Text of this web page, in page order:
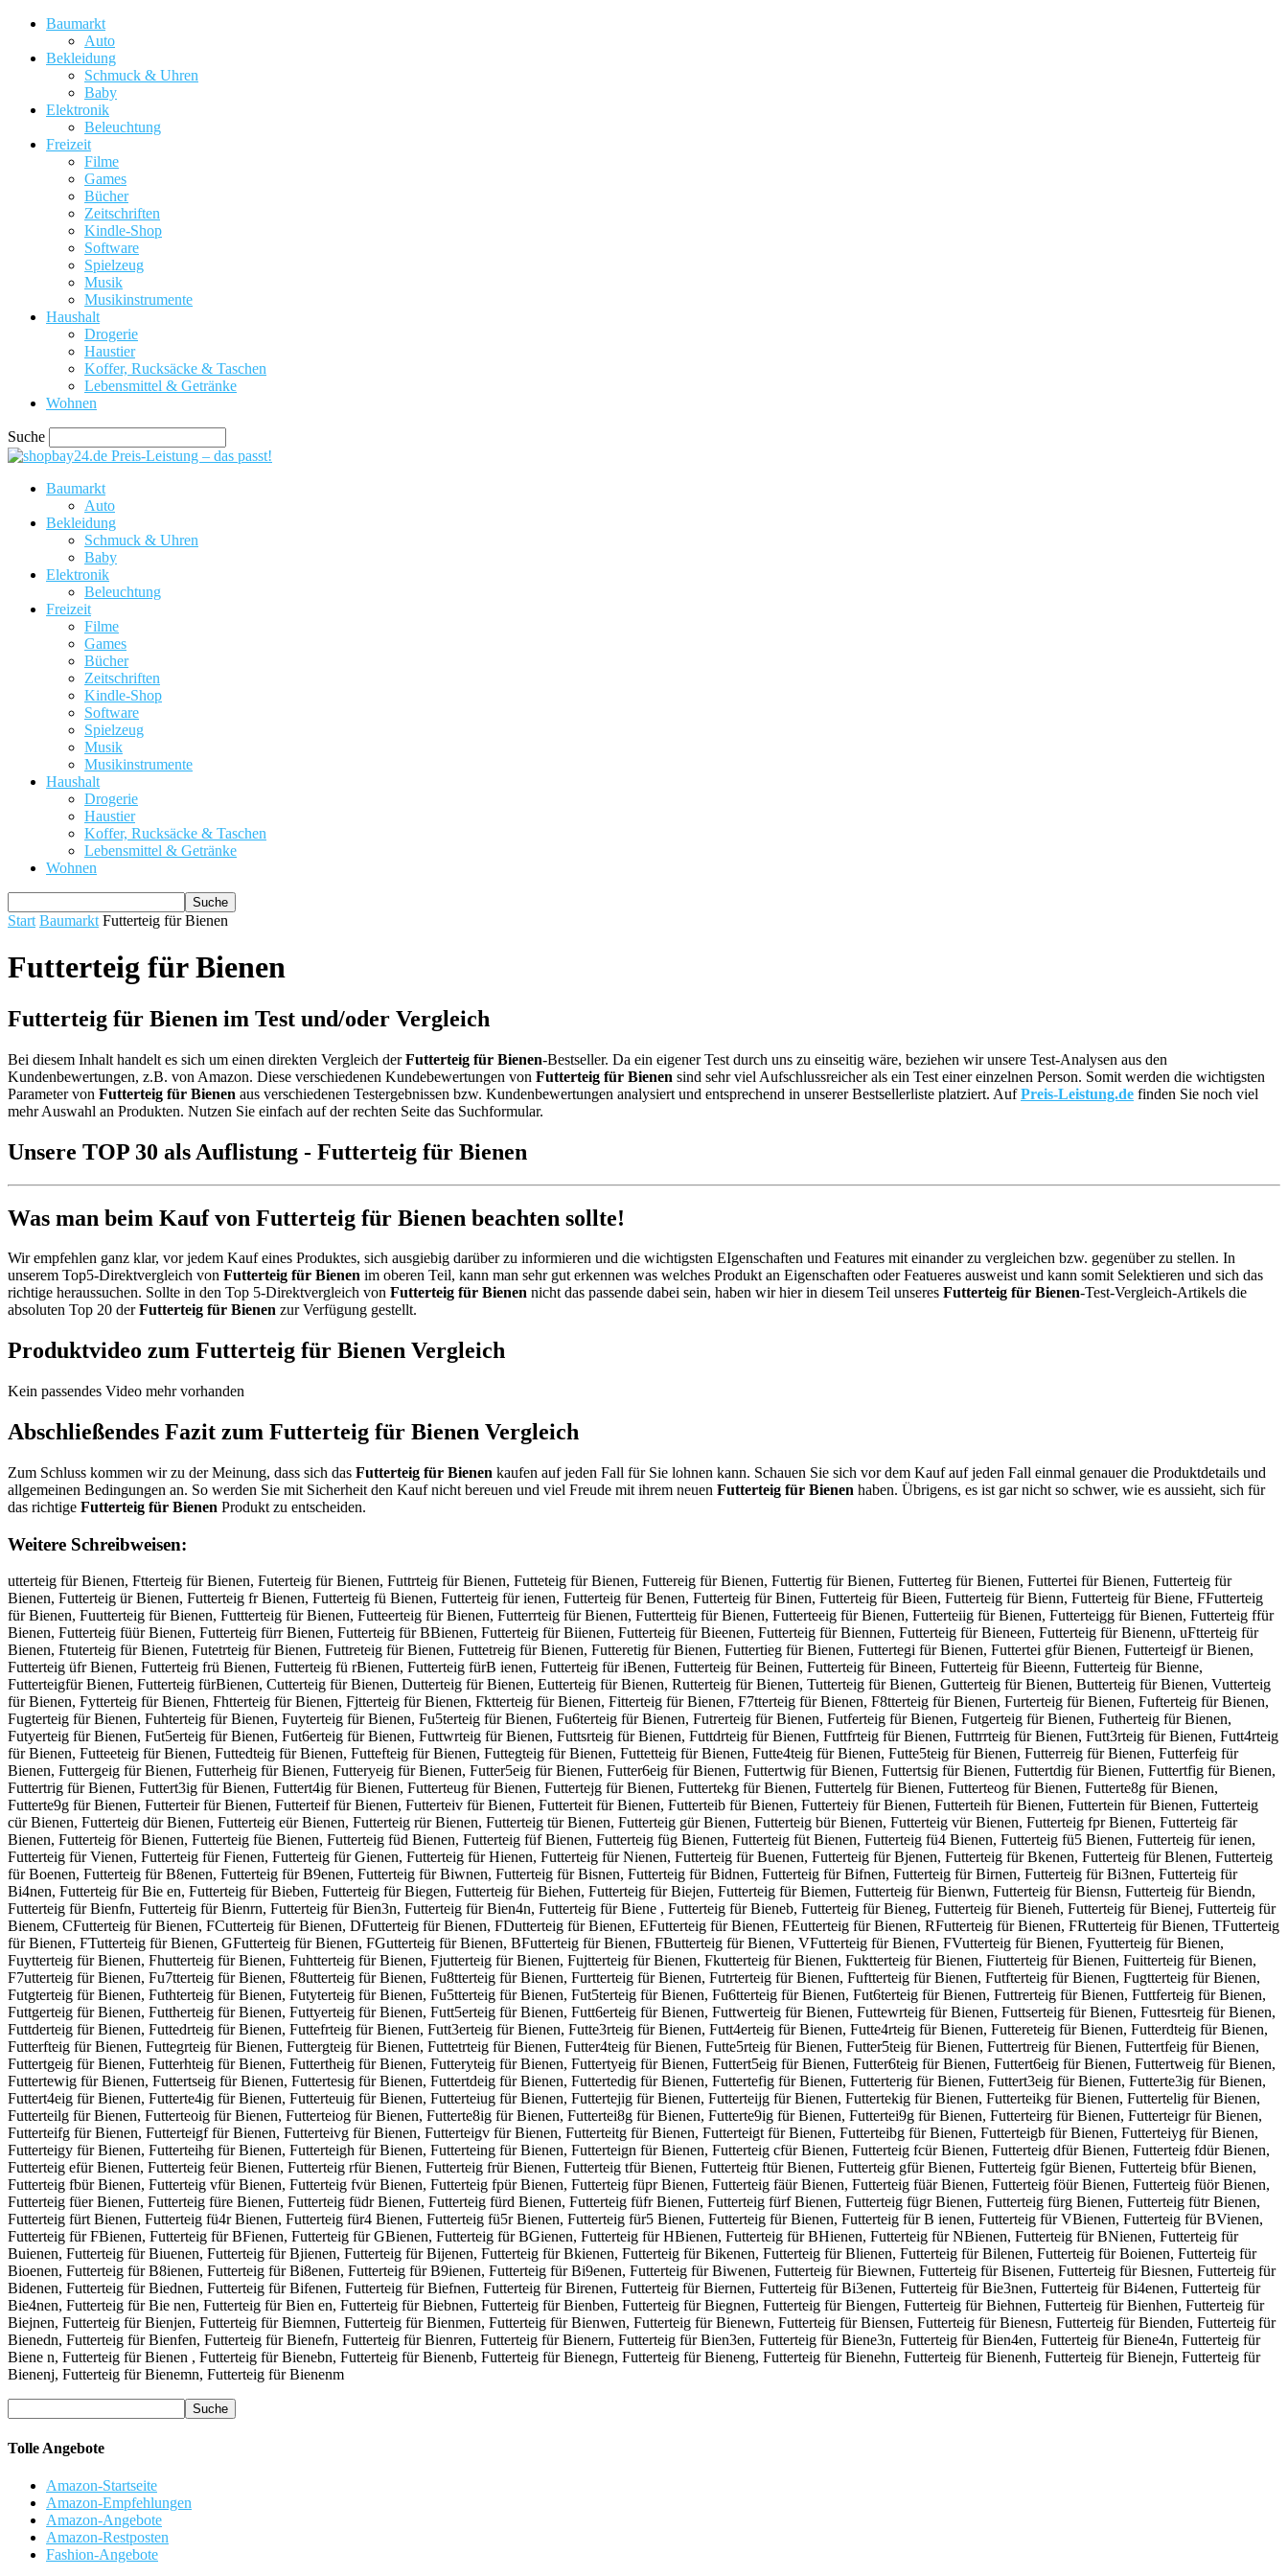
Baumarkt
Auto
Bekleidung
Schmuck & Uhren
Baby
Elektronik
Beleuchtung
Freizeit
Filme
Games
Bücher
Zeitschriften
Kindle-Shop
Software
Spielzeug
Musik
Musikinstrumente
Haushalt
Drogerie
Haustier
Koffer, Rucksäcke & Taschen
Lebensmittel & Getränke
Wohnen
Suche
Preis-Leistung – das passt!
Baumarkt
Auto
Bekleidung
Schmuck & Uhren
Baby
Elektronik
Beleuchtung
Freizeit
Filme
Games
Bücher
Zeitschriften
Kindle-Shop
Software
Spielzeug
Musik
Musikinstrumente
Haushalt
Drogerie
Haustier
Koffer, Rucksäcke & Taschen
Lebensmittel & Getränke
Wohnen
Start Baumarkt Futterteig für Bienen
Futterteig für Bienen
Futterteig für Bienen im Test und/oder Vergleich
Bei diesem Inhalt handelt es sich um einen direkten Vergleich derFutterteig für Bienen-Bestseller. Da ein eigener Test durch uns zu einseitig wäre, beziehen wir unsere Test-Analysen aus den
Kundenbewertungen, z.B. von Amazon. Diese verschiedenen Kundebewertungen von Futterteig für Bienen sind sehr viel Aufschlussreicher als ein Test einer einzelnen Person. Somit werden die wichtigsten
Parameter von Futterteig für Bienen aus verschiedenen Testergebnissen bzw. Kundenbewertungen analysiert und entsprechend in unserer Bestsellerliste platziert. AufPreis-Leistung.de finden Sie noch viel
mehr Auswahl an Produkten. Nutzen Sie einfach auf der rechten Seite das Suchformular.
Unsere TOP 30 als Auflistung - Futterteig für Bienen
Was man beim Kauf von Futterteig für Bienen beachten sollte!
Wir empfehlen ganz klar, vor jedem Kauf eines Produktes, sich ausgiebig darüber zu informieren und die wichtigsten EIgenschaften und Features mit einander zu vergleichen bzw. gegenüber zu stellen. In
unserem Top5-Direktvergleich von Futterteig für Bienen im oberen Teil, kann man sehr gut erkennen was welches Produkt an Eigenschaften oder Featueres ausweist und kann somit Selektieren und sich das
richtige heraussuchen. Sollte in den Top 5-Direktvergleich von Futterteig für Bienen nicht das passende dabei sein, haben wir hier in diesem Teil unseres Futterteig für Bienen-Test-Vergleich-Artikels die
absoluten Top 20 derFutterteig für Bienen zur Verfügung gestellt.
Produktvideo zum Futterteig für Bienen Vergleich
Kein passendes Video mehr vorhanden
Abschließendes Fazit zum Futterteig für Bienen Vergleich
Zum Schluss kommen wir zu der Meinung, dass sich das Futterteig für Bienen kaufen auf jeden Fall für Sie lohnen kann. Schauen Sie sich vor dem Kauf auf jeden Fall einmal genauer die Produktdetails und
allgemeinen Bedingungen an. So werden Sie mit Sicherheit den Kauf nicht bereuen und viel Freude mit ihrem neuen Futterteig für Bienen haben. Übrigens, es ist gar nicht so schwer, wie es aussieht, sich für
das richtige Futterteig für Bienen Produkt zu entscheiden.
Weitere Schreibweisen:
utterteig für Bienen, Ftterteig für Bienen, Futerteig für Bienen, Futtrteig für Bienen, Futteteig für Bienen, Futtereig für Bienen, Futtertig für Bienen, Futterteg für Bienen, Futtertei für Bienen, Futterteig für
Bienen, Futterteig ür Bienen, Futterteig fr Bienen, Futterteig fü Bienen, Futterteig für ienen, Futterteig für Benen, Futterteig für Binen, Futterteig für Bieen, Futterteig für Bienn, Futterteig für Biene, FFutterteig
für Bienen, Fuutterteig für Bienen, Futtterteig für Bienen, Futteerteig für Bienen, Futterrteig für Bienen, Futtertteig für Bienen, Futterteeig für Bienen, Futterteiig für Bienen, Futterteigg für Bienen, Futterteig ffür
Bienen, Futterteig füür Bienen, Futterteig fürr Bienen, Futterteig für BBienen, Futterteig für Biienen, Futterteig für Bieenen, Futterteig für Biennen, Futterteig für Bieneen, Futterteig für Bienenn, uFtterteig für
Bienen, Ftuterteig für Bienen, Futetrteig für Bienen, Futtreteig für Bienen, Futtetreig für Bienen, Futteretig für Bienen, Futtertieg für Bienen, Futtertegi für Bienen, Futtertei gfür Bienen, Futterteigf ür Bienen,
Futterteig üfr Bienen, Futterteig frü Bienen, Futterteig fü rBienen, Futterteig fürB ienen, Futterteig für iBenen, Futterteig für Beinen, Futterteig für Bineen, Futterteig für Bieenn, Futterteig für Bienne,
Futterteigfür Bienen, Futterteig fürBienen, Cutterteig für Bienen, Dutterteig für Bienen, Eutterteig für Bienen, Rutterteig für Bienen, Tutterteig für Bienen, Gutterteig für Bienen, Butterteig für Bienen, Vutterteig
für Bienen, Fytterteig für Bienen, Fhtterteig für Bienen, Fjtterteig für Bienen, Fktterteig für Bienen, Fitterteig für Bienen, F7tterteig für Bienen, F8tterteig für Bienen, Furterteig für Bienen, Fufterteig für Bienen,
Fugterteig für Bienen, Fuhterteig für Bienen, Fuyterteig für Bienen, Fu5terteig für Bienen, Fu6terteig für Bienen, Futrerteig für Bienen, Futferteig für Bienen, Futgerteig für Bienen, Futherteig für Bienen,
Futyerteig für Bienen, Fut5erteig für Bienen, Fut6erteig für Bienen, Futtwrteig für Bienen, Futtsrteig für Bienen, Futtdrteig für Bienen, Futtfrteig für Bienen, Futtrrteig für Bienen, Futt3rteig für Bienen, Futt4rteig
für Bienen, Futteeteig für Bienen, Futtedteig für Bienen, Futtefteig für Bienen, Futtegteig für Bienen, Futtetteig für Bienen, Futte4teig für Bienen, Futte5teig für Bienen, Futterreig für Bienen, Futterfeig für
Bienen, Futtergeig für Bienen, Futterheig für Bienen, Futteryeig für Bienen, Futter5eig für Bienen, Futter6eig für Bienen, Futtertwig für Bienen, Futtertsig für Bienen, Futtertdig für Bienen, Futtertfig für Bienen,
Futtertrig für Bienen, Futtert3ig für Bienen, Futtert4ig für Bienen, Futterteug für Bienen, Futtertejg für Bienen, Futtertekg für Bienen, Futtertelg für Bienen, Futterteog für Bienen, Futterte8g für Bienen,
Futterte9g für Bienen, Futterteir für Bienen, Futterteif für Bienen, Futterteiv für Bienen, Futterteit für Bienen, Futterteib für Bienen, Futterteiy für Bienen, Futterteih für Bienen, Futtertein für Bienen, Futterteig
cür Bienen, Futterteig dür Bienen, Futterteig eür Bienen, Futterteig rür Bienen, Futterteig tür Bienen, Futterteig gür Bienen, Futterteig bür Bienen, Futterteig vür Bienen, Futterteig fpr Bienen, Futterteig fär
Bienen, Futterteig för Bienen, Futterteig füe Bienen, Futterteig füd Bienen, Futterteig füf Bienen, Futterteig füg Bienen, Futterteig füt Bienen, Futterteig fü4 Bienen, Futterteig fü5 Bienen, Futterteig für ienen,
Futterteig für Vienen, Futterteig für Fienen, Futterteig für Gienen, Futterteig für Hienen, Futterteig für Nienen, Futterteig für Buenen, Futterteig für Bjenen, Futterteig für Bkenen, Futterteig für Blenen, Futterteig
für Boenen, Futterteig für B8enen, Futterteig für B9enen, Futterteig für Biwnen, Futterteig für Bisnen, Futterteig für Bidnen, Futterteig für Bifnen, Futterteig für Birnen, Futterteig für Bi3nen, Futterteig für
Bi4nen, Futterteig für Bie en, Futterteig für Bieben, Futterteig für Biegen, Futterteig für Biehen, Futterteig für Biejen, Futterteig für Biemen, Futterteig für Bienwn, Futterteig für Biensn, Futterteig für Biendn,
Futterteig für Bienfn, Futterteig für Bienrn, Futterteig für Bien3n, Futterteig für Bien4n, Futterteig für Biene , Futterteig für Bieneb, Futterteig für Bieneg, Futterteig für Bieneh, Futterteig für Bienej, Futterteig für
Bienem, CFutterteig für Bienen, FCutterteig für Bienen, DFutterteig für Bienen, FDutterteig für Bienen, EFutterteig für Bienen, FEutterteig für Bienen, RFutterteig für Bienen, FRutterteig für Bienen, TFutterteig
für Bienen, FTutterteig für Bienen, GFutterteig für Bienen, FGutterteig für Bienen, BFutterteig für Bienen, FButterteig für Bienen, VFutterteig für Bienen, FVutterteig für Bienen, Fyutterteig für Bienen,
Fuytterteig für Bienen, Fhutterteig für Bienen, Fuhtterteig für Bienen, Fjutterteig für Bienen, Fujtterteig für Bienen, Fkutterteig für Bienen, Fuktterteig für Bienen, Fiutterteig für Bienen, Fuitterteig für Bienen,
F7utterteig für Bienen, Fu7tterteig für Bienen, F8utterteig für Bienen, Fu8tterteig für Bienen, Furtterteig für Bienen, Futrterteig für Bienen, Fuftterteig für Bienen, Futfterteig für Bienen, Fugtterteig für Bienen,
Futgterteig für Bienen, Futhterteig für Bienen, Futyterteig für Bienen, Fu5tterteig für Bienen, Fut5terteig für Bienen, Fu6tterteig für Bienen, Fut6terteig für Bienen, Futtrerteig für Bienen, Futtferteig für Bienen,
Futtgerteig für Bienen, Futtherteig für Bienen, Futtyerteig für Bienen, Futt5erteig für Bienen, Futt6erteig für Bienen, Futtwerteig für Bienen, Futtewrteig für Bienen, Futtserteig für Bienen, Futtesrteig für Bienen,
Futtderteig für Bienen, Futtedrteig für Bienen, Futtefrteig für Bienen, Futt3erteig für Bienen, Futte3rteig für Bienen, Futt4erteig für Bienen, Futte4rteig für Bienen, Futtereteig für Bienen, Futterdteig für Bienen,
Futterfteig für Bienen, Futtegrteig für Bienen, Futtergteig für Bienen, Futtetrteig für Bienen, Futter4teig für Bienen, Futte5rteig für Bienen, Futter5teig für Bienen, Futtertreig für Bienen, Futtertfeig für Bienen,
Futtertgeig für Bienen, Futterhteig für Bienen, Futtertheig für Bienen, Futteryteig für Bienen, Futtertyeig für Bienen, Futtert5eig für Bienen, Futter6teig für Bienen, Futtert6eig für Bienen, Futtertweig für Bienen,
Futtertewig für Bienen, Futtertseig für Bienen, Futtertesig für Bienen, Futtertdeig für Bienen, Futtertedig für Bienen, Futtertefig für Bienen, Futterterig für Bienen, Futtert3eig für Bienen, Futterte3ig für Bienen,
Futtert4eig für Bienen, Futterte4ig für Bienen, Futterteuig für Bienen, Futterteiug für Bienen, Futtertejig für Bienen, Futterteijg für Bienen, Futtertekig für Bienen, Futterteikg für Bienen, Futtertelig für Bienen,
Futterteilg für Bienen, Futterteoig für Bienen, Futterteiog für Bienen, Futterte8ig für Bienen, Futtertei8g für Bienen, Futterte9ig für Bienen, Futtertei9g für Bienen, Futterteirg für Bienen, Futterteigr für Bienen,
Futterteifg für Bienen, Futterteigf für Bienen, Futterteivg für Bienen, Futterteigv für Bienen, Futterteitg für Bienen, Futterteigt für Bienen, Futterteibg für Bienen, Futterteigb für Bienen, Futterteiyg für Bienen,
Futterteigy für Bienen, Futterteihg für Bienen, Futterteigh für Bienen, Futterteing für Bienen, Futterteign für Bienen, Futterteig cfür Bienen, Futterteig fcür Bienen, Futterteig dfür Bienen, Futterteig fdür Bienen,
Futterteig efür Bienen, Futterteig feür Bienen, Futterteig rfür Bienen, Futterteig frür Bienen, Futterteig tfür Bienen, Futterteig ftür Bienen, Futterteig gfür Bienen, Futterteig fgür Bienen, Futterteig bfür Bienen,
Futterteig fbür Bienen, Futterteig vfür Bienen, Futterteig fvür Bienen, Futterteig fpür Bienen, Futterteig füpr Bienen, Futterteig fäür Bienen, Futterteig füär Bienen, Futterteig föür Bienen, Futterteig füör Bienen,
Futterteig füer Bienen, Futterteig füre Bienen, Futterteig füdr Bienen, Futterteig fürd Bienen, Futterteig füfr Bienen, Futterteig fürf Bienen, Futterteig fügr Bienen, Futterteig fürg Bienen, Futterteig fütr Bienen,
Futterteig fürt Bienen, Futterteig fü4r Bienen, Futterteig für4 Bienen, Futterteig fü5r Bienen, Futterteig für5 Bienen, Futterteig für Bienen, Futterteig für B ienen, Futterteig für VBienen, Futterteig für BVienen,
Futterteig für FBienen, Futterteig für BFienen, Futterteig für GBienen, Futterteig für BGienen, Futterteig für HBienen, Futterteig für BHienen, Futterteig für NBienen, Futterteig für BNienen, Futterteig für
Buienen, Futterteig für Biuenen, Futterteig für Bjienen, Futterteig für Bijenen, Futterteig für Bkienen, Futterteig für Bikenen, Futterteig für Blienen, Futterteig für Bilenen, Futterteig für Boienen, Futterteig für
Bioenen, Futterteig für B8ienen, Futterteig für Bi8enen, Futterteig für B9ienen, Futterteig für Bi9enen, Futterteig für Biwenen, Futterteig für Biewnen, Futterteig für Bisenen, Futterteig für Biesnen, Futterteig für
Bidenen, Futterteig für Biednen, Futterteig für Bifenen, Futterteig für Biefnen, Futterteig für Birenen, Futterteig für Biernen, Futterteig für Bi3enen, Futterteig für Bie3nen, Futterteig für Bi4enen, Futterteig für
Bie4nen, Futterteig für Bie nen, Futterteig für Bien en, Futterteig für Biebnen, Futterteig für Bienben, Futterteig für Biegnen, Futterteig für Biengen, Futterteig für Biehnen, Futterteig für Bienhen, Futterteig für
Biejnen, Futterteig für Bienjen, Futterteig für Biemnen, Futterteig für Bienmen, Futterteig für Bienwen, Futterteig für Bienewn, Futterteig für Biensen, Futterteig für Bienesn, Futterteig für Bienden, Futterteig für
Bienedn, Futterteig für Bienfen, Futterteig für Bienefn, Futterteig für Bienren, Futterteig für Bienern, Futterteig für Bien3en, Futterteig für Biene3n, Futterteig für Bien4en, Futterteig für Biene4n, Futterteig für
Biene n, Futterteig für Bienen , Futterteig für Bienebn, Futterteig für Bienenb, Futterteig für Bienegn, Futterteig für Bieneng, Futterteig für Bienehn, Futterteig für Bienenh, Futterteig für Bienejn, Futterteig für
Bienenj, Futterteig für Bienemn, Futterteig für Bienenm
Tolle Angebote
Amazon-Startseite
Amazon-Empfehlungen
Amazon-Angebote
Amazon-Restposten
Fashion-Angebote